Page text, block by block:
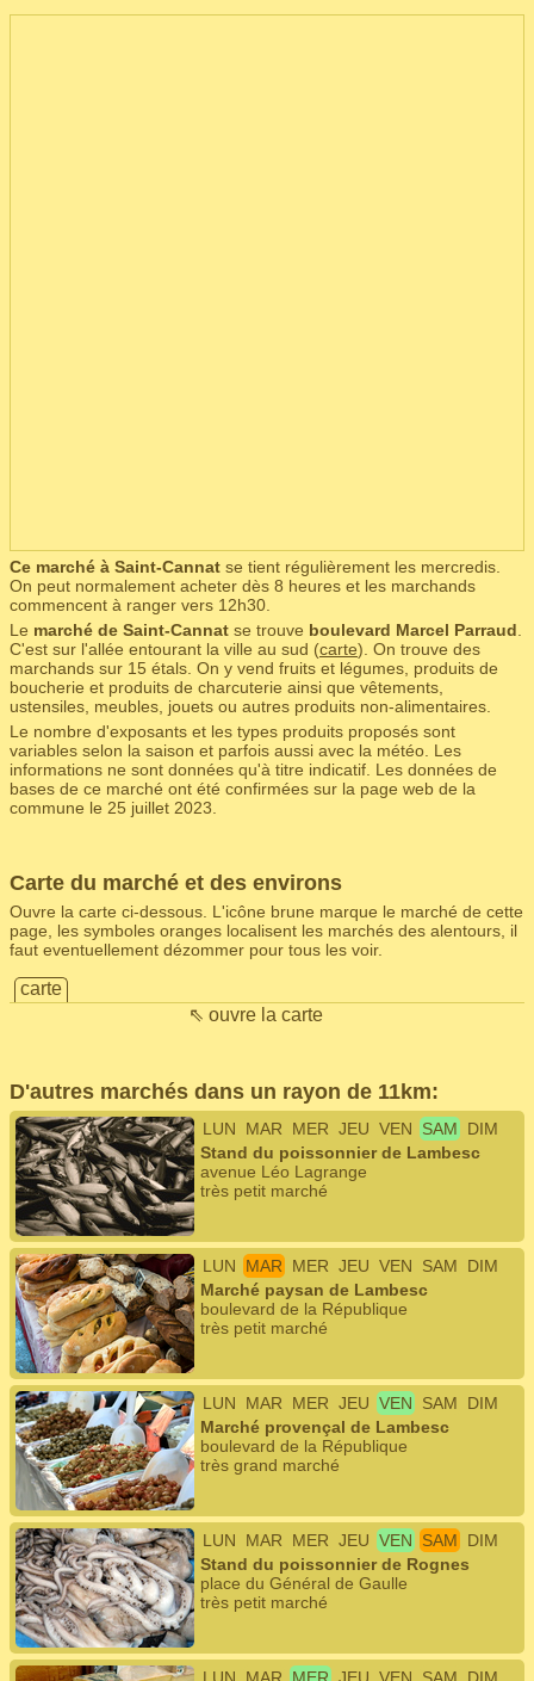
Ce marché à Saint-Cannat se tient régulièrement les mercredis.
On peut normalement acheter dès 8 heures et les marchands
commencent à ranger vers 12h30.
Le marché de Saint-Cannat se trouve boulevard Marcel Parraud
C'est sur l'allée entourant la ville au sud (carte). On trouve des
marchands sur 15 étals. On y vend fruits et légumes, produits de
boucherie et produits de charcuterie ainsi que vêtements,
ustensiles, meubles, jouets ou autres produits non-alimentaires.
Le nombre d'exposants et les types produits proposés sont
variables selon la saison et parfois aussi avec la météo. Les
informations ne sont données qu'à titre indicatif. Les données de
bases de ce marché ont été confirmées sur la page web de la
commune le 25 juillet 2023.
Carte du marché et des environs
Ouvre la carte ci-dessous. L'icône brune marque le marché de cette
page, les symboles oranges localisent les marchés des alentours, il
faut eventuellement dézommer pour tous les voir.
carte
⇖ ouvre la carte
D'autres marchés dans un rayon de 11km:
LUN MAR MER JEU VEN SAM
DIM
Stand du poissonnier de Lambesc
avenue Léo Lagrange
très petit marché
LUN MAR MER JEU VEN SAM
DIM
Marché paysan de Lambesc
boulevard de la République
très petit marché
LUN MAR MER JEU VEN SAM
DIM
Marché provençal de Lambesc
boulevard de la République
très grand marché
LUN MAR MER JEU VEN SAM
DIM
Stand du poissonnier de Rognes
place du Général de Gaulle
très petit marché